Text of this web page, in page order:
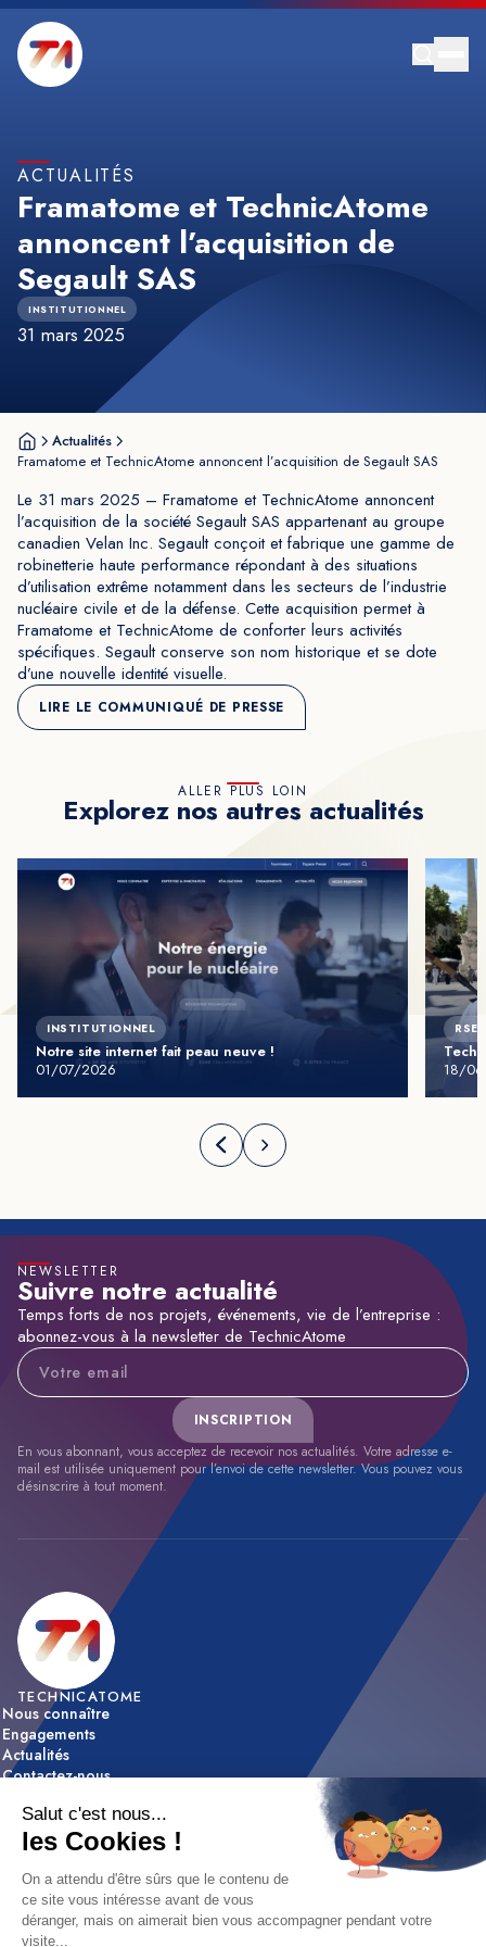
ACTUALITÉS
Framatome et TechnicAtome
annoncent l’acquisition de
Segault SAS
INSTITUTIONNEL
31 mars 2025
Actualités
Framatome et TechnicAtome annoncent l’acquisition de Segault SAS
Le 31 mars 2025 – Framatome et TechnicAtome annoncent
l’acquisition de la société Segault SAS appartenant au groupe
canadien Velan Inc. Segault conçoit et fabrique une gamme de
robinetterie haute performance répondant à des situations
d’utilisation extrême notamment dans les secteurs de l’industrie
nucléaire civile et de la défense. Cette acquisition permet à
Framatome et TechnicAtome de conforter leurs activités
spécifiques. Segault conserve son nom historique et se dote
d’une nouvelle identité visuelle.
LIRE LE COMMUNIQUÉ DE PRESSE
ALLER PLUS LOIN
Explorez nos autres actualités
INSTITUTIONNEL
Notre site internet fait peau neuve !
01/07/2026
RSE
18/
NEWSLETTER
Suivre notre actualité
Temps forts de nos projets, événements, vie de l’entreprise :
abonnez-vous à la newsletter de TechnicAtome
Adresse e-mail
INSCRIPTION
En vous abonnant, vous acceptez de recevoir nos actualités. Votre adresse e-
mail est utilisée uniquement pour l’envoi de cette newsletter. Vous pouvez vous
désinscrire à tout moment.
TECHNICATOME
Nous connaître
Engagements
Actualités
Contactez-nous
Expertise & innovation
Réalisations
NOUS REJOINDRE
Nos métiers
Etapes de recrutement / FAQ